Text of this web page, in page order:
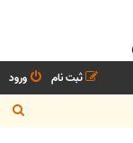
ورود
ثبت نام
ج
س